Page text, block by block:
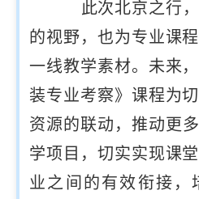
此次北京之行，
的视野，也为专业课
一线教学素材。未来
装专业考察》课程为
资源的联动，推动更
学项目，切实实现课
业之间的有效衔接，